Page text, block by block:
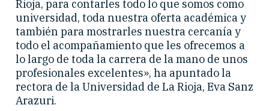
Rioja, para contarles todo lo que somos como
universidad, toda nuestra oferta académica y
también para mostrarles nuestra cercanía y
todo el acompañamiento que les ofrecemos a
lo largo de toda la carrera de la mano de unos
profesionales excelentes», ha apuntado la
rectora de la Universidad de La Rioja, Eva Sanz
Arazuri.